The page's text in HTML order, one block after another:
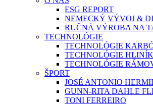
ESG REPORT
NEMECKÝ VÝVOJ &
RUČNÁ VÝROBA NA
TECHNOLÓGIE
TECHNOLÓGIE
TECHNOLÓGIE
TECHNOLÓGIE
ŠPORT
JOSÉ ANTONIO
GUNN-RITA DAHLE
TONI FERREIRO